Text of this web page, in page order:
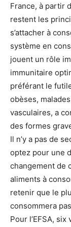
France, à partir
restent les
s’attacher à
système en
jouent un rôle
immunitaire
préférant le
obèses,
vasculaires, a
des formes
Il n’y a pas de
optez pour une
changement de
aliments à
retenir que le
consommera
Pour l’EFSA,